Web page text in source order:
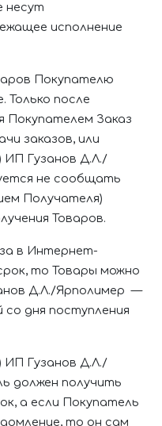
несут
исполнение
Покупателю
Только после
Покупателем Заказ
заказов, или
ИП Гузанов Д.Л./
не сообщать
Получателя)
Товаров.
в Интернет-
то Товары можно
Д.Л./Ярполимер —
со дня поступления
ИП Гузанов Д.Л./
должен получить
а если Покупатель
то он сам